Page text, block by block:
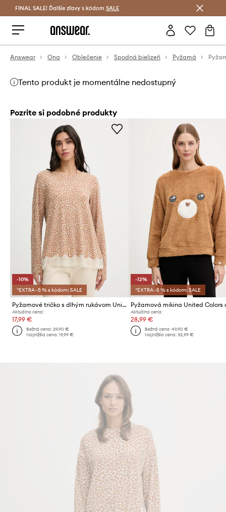
Šetrite s Answear Club >
FINAL SALE! Ďalšie zľavy s kódom SALE
Answear Ona Oblečenie Spodná bielizeň Pyžamá
Tento produkt je momentálne nedostupný
Pozrite si podobné produkty
-10%
*EXTRA -5 % s kódom: SALE
Pyžamové tričko s dlhým rukávom United Colors of Benetton
Aktuálna cena:
17,99 €
Bežná cena:29,90 €
Najnižšia cena:19,99 €
-12%
*EXTRA -5 % s kódom: SALE
Aktuálna cena:
28,99 €
Bežná cena: 49,90 €
Najnižšia cena: 32,99 €